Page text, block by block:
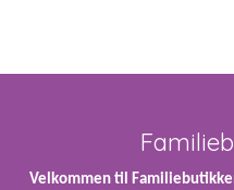
Velkommen til